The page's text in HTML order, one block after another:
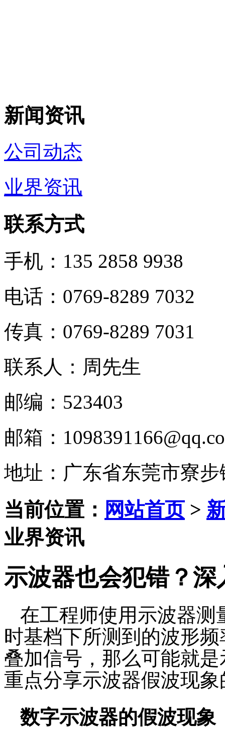
新闻资讯
公司动态
业界资讯
联系方式
手机：135 2858 9938
电话：0769-8289 7032
传真：0769-8289 7031
联系人：周先生
邮编：523403
邮箱：
地址：广东省东莞市寮
当前位置： 网站首页>
业界资讯
示波器也会犯错？
在工程师使用示波器测
时基档下所测到的波形
叠加信号，那么可能就
重点分享示波器假波现
数字示波器的假波现象